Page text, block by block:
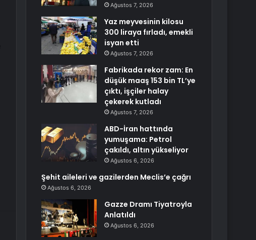
Ağustos 7, 2026
Yaz meyvesinin kilosu
300 liraya fırladı, emekli
isyan etti
Ağustos 7, 2026
Fabrikada rekor zam: En
düşük maaş 153 bin TL’ye
çıktı, işçiler halay
çekerek kutladı
Ağustos 7, 2026
ABD-İran hattında
yumuşama: Petrol
çakıldı, altın yükseliyor
Ağustos 6, 2026
Şehit aileleri ve gazilerden Meclis’e çağrı
Ağustos 6, 2026
Gazze Dramı Tiyatroyla
Anlatıldı
Ağustos 6, 2026